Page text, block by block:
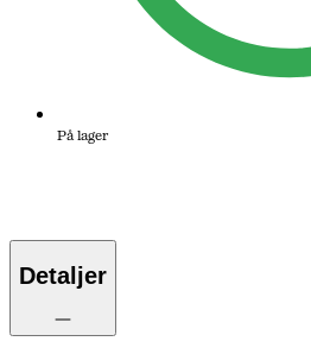
På lager
Detaljer